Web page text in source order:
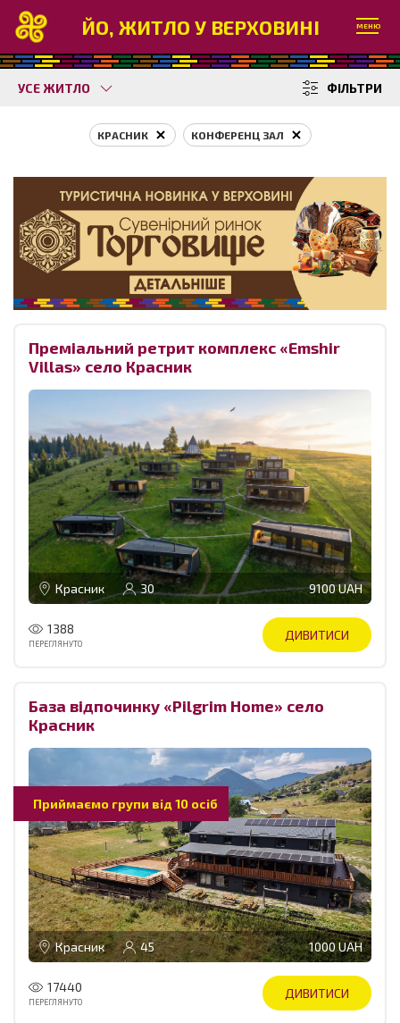
ЙО, ЖИТЛО У ВЕРХОВИНІ МЕНЮ
УСЕ ЖИТЛО ФІЛЬТРИ
КРАСНИК КОНФЕРЕНЦ ЗАЛ
Преміальний ретрит комплекс «Emshir
Villas» село Красник
Красник 30 9100 UAH
1388
ПЕРЕГЛЯНУТО
ДИВИТИСИ
База відпочинку «Pilgrim Home» село
Красник
Красник 45 1000 UAH
17440
ПЕРЕГЛЯНУТО
ДИВИТИСИ
Приймаємо групи від 10 осіб